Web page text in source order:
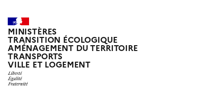
MINISTÈRES
TRANSITION ÉCOLOGIQUE
AMÉNAGEMENT DU TERRITOIRE
TRANSPORTS
VILLE ET LOGEMENT